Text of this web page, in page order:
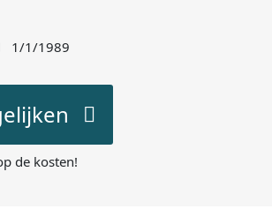
1/1/1989
de kosten!